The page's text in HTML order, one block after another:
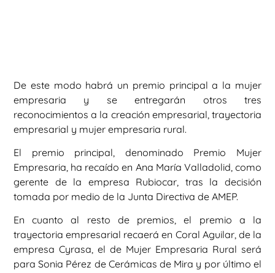
De este modo habrá un premio principal a la mujer
empresaria y se entregarán otros tres
reconocimientos a la creación empresarial, trayectoria
empresarial y mujer empresaria rural.
El premio principal, denominado Premio Mujer
Empresaria, ha recaído en Ana María Valladolid, como
gerente de la empresa Rubiocar, tras la decisión
tomada por medio de la Junta Directiva de AMEP.
En cuanto al resto de premios, el premio a la
trayectoria empresarial recaerá en Coral Aguilar, de la
empresa Cyrasa, el de Mujer Empresaria Rural será
para Sonia Pérez de Cerámicas de Mira y por último el